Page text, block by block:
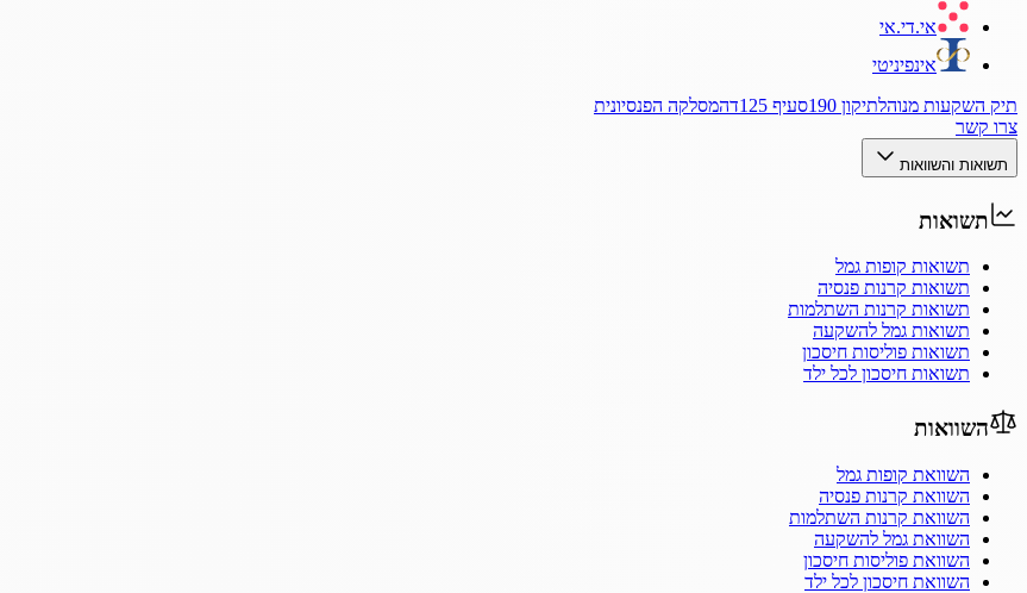
אי.די.אי
אינפיניטי
תיק השקעות מנוהלתיקון 190 סעיף 125ד
המסלקה הפנסיונית
צרו קשר
תשואות והשוואות
תשואות
תשואות קופות גמל
תשואות קרנות פנסיה
תשואות קרנות השתלמות
תשואות גמל להשקעה
תשואות פוליסות חיסכון
תשואות חיסכון לכל ילד
השוואות
השוואת קופות גמל
השוואת קרנות פנסיה
השוואת קרנות השתלמות
השוואת גמל להשקעה
השוואת פוליסות חיסכון
השוואת חיסכון לכל ילד